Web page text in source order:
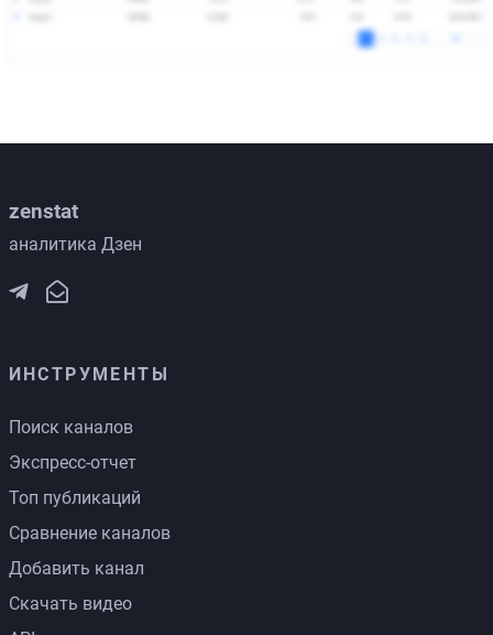
zenstat
аналитика Дзен
ИНСТРУМЕНТЫ
Поиск каналов
Экспресс-отчет
Топ публикаций
Сравнение каналов
Добавить канал
Скачать видео